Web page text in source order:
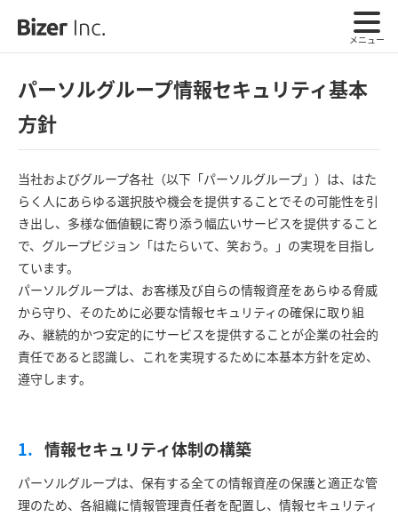
メニュー
パーソルグループ情報セキュリティ基本
方針
当社およびグループ各社（以下「パーソルグループ」）は、はた
らく人にあらゆる選択肢や機会を提供することでその可能性を引
き出し、多様な価値観に寄り添う幅広いサービスを提供すること
で、グループビジョン「はたらいて、笑おう。」の実現を目指し
ています。
パーソルグループは、お客様及び自らの情報資産をあらゆる脅威
から守り、そのために必要な情報セキュリティの確保に取り組
み、継続的かつ安定的にサービスを提供することが企業の社会的
責任であると認識し、これを実現するために本基本方針を定め、
遵守します。
情報セキュリティ体制の構築
パーソルグループは、保有する全ての情報資産の保護と適正な管
理のため、各組織に情報管理責任者を配置し、情報セキュリティ